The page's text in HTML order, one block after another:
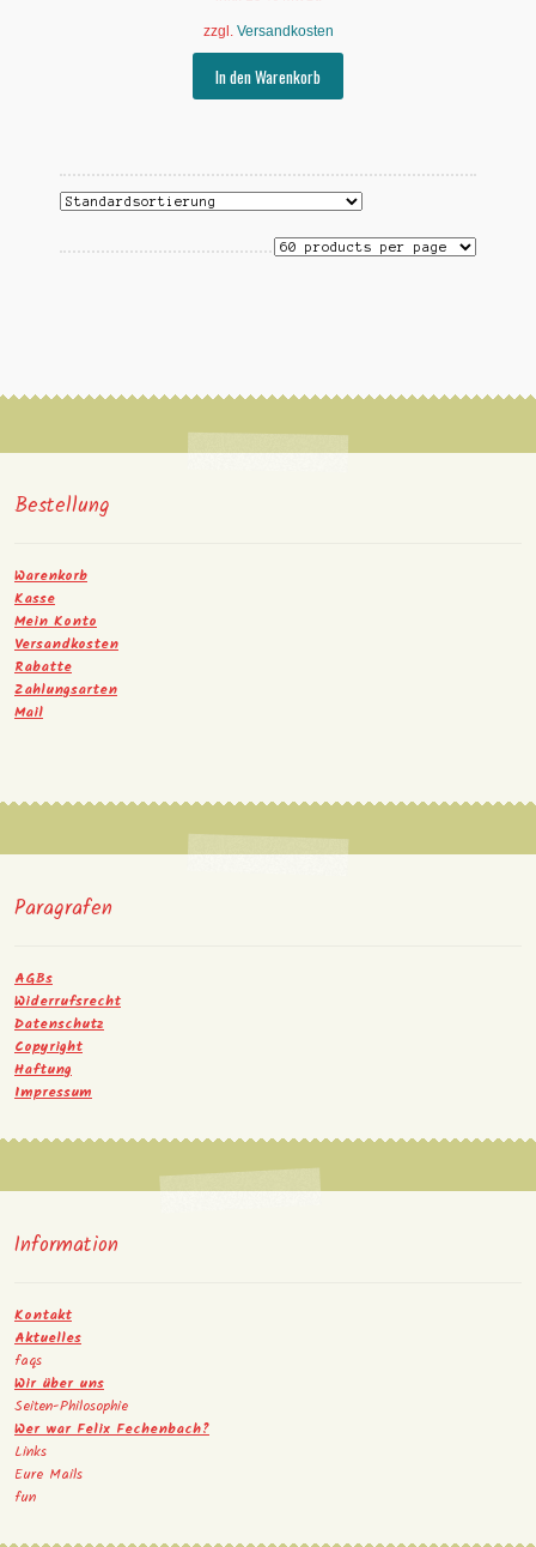
zzgl. Versandkosten
In den Warenkorb
Bestellung
Warenkorb
Kasse
Mein Konto
Versandkosten
Rabatte
Zahlungsarten
Mail
Paragrafen
AGBs
Widerrufsrecht
Datenschutz
Copyright
Haftung
Impressum
Information
Kontakt
Aktuelles
faqs
Wir über uns
Seiten-Philosophie
Wer war Felix Fechenbach?
Links
Eure Mails
fun